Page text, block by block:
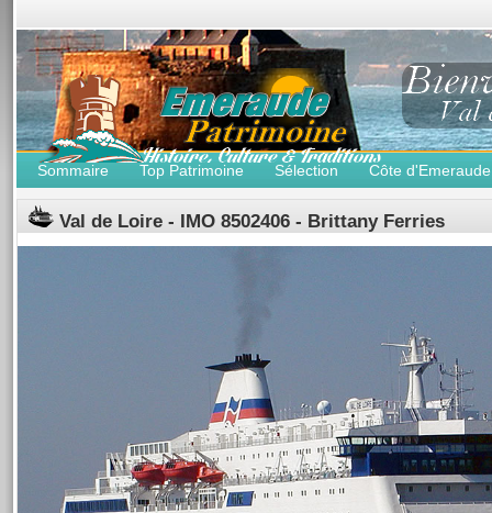
Sommaire Top Patrimoine Sélection Côte d'Emeraude
Val de Loire - IMO 8502406 - Brittany Ferries